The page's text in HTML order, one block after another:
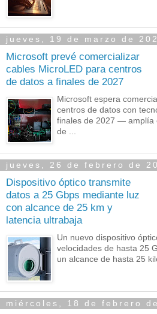
jueves, 19 de marzo de
Microsoft prevé comercializar
cables MicroLED para centros
de datos a finales de 2027
Microsoft espera
centros de datos con
finales de 2027 — amplía
de ...
jueves, 26 de febrero de
Dispositivo óptico transmite
datos a 25 Gbps mediante luz
con alcance de 25 km y
latencia ultrabaja
Un nuevo dispositivo
velocidades de hasta 25
un alcance de hasta 25
miércoles, 18 de febrero